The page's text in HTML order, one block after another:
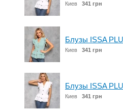
Киев 341 грн
Блузы ISSA
Киев 341 грн
Блузы ISSA
Киев 341 грн